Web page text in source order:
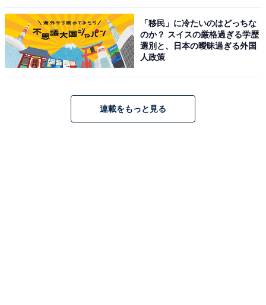
「移民」に冷たいのはどっちな
のか？ スイスの厳格過ぎる学歴
選別と、日本の曖昧過ぎる外国
人政策
連載をもっと見る